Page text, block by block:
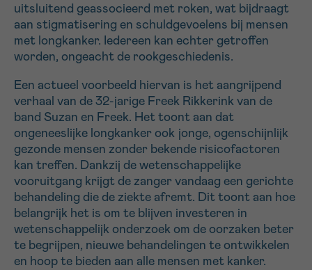
uitsluitend geassocieerd met roken, wat bijdraagt
aan stigmatisering en schuldgevoelens bij mensen
met longkanker. Iedereen kan echter getroffen
worden, ongeacht de rookgeschiedenis.
Een actueel voorbeeld hiervan is het aangrijpend
verhaal van de 32-jarige Freek Rikkerink van de
band Suzan en Freek. Het toont aan dat
ongeneeslijke longkanker ook jonge, ogenschijnlijk
gezonde mensen zonder bekende risicofactoren
kan treffen. Dankzij de wetenschappelijke
vooruitgang krijgt de zanger vandaag een gerichte
behandeling die de ziekte afremt. Dit toont aan hoe
belangrijk het is om te blijven investeren in
wetenschappelijk onderzoek om de oorzaken beter
te begrijpen, nieuwe behandelingen te ontwikkelen
en hoop te bieden aan alle mensen met kanker.